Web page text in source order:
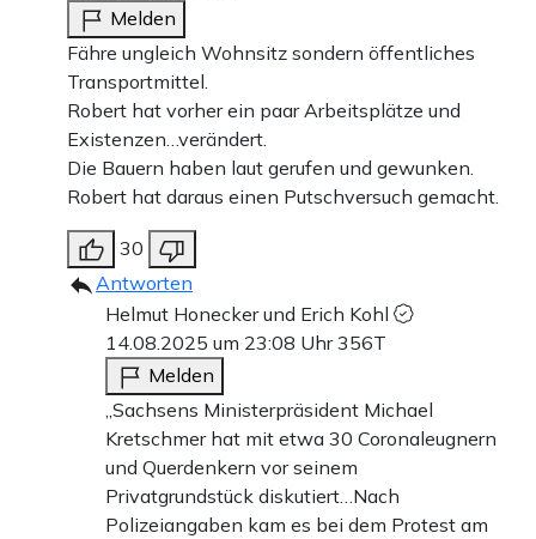
Melden
Fähre ungleich Wohnsitz sondern öffentliches
Transportmittel.
Robert hat vorher ein paar Arbeitsplätze und
Existenzen…verändert.
Die Bauern haben laut gerufen und gewunken.
Robert hat daraus einen Putschversuch gemacht.
30
Antworten
Helmut Honecker und Erich Kohl
14.08.2025 um 23:08 Uhr356T
Melden
„Sachsens Ministerpräsident Michael
Kretschmer hat mit etwa 30 Coronaleugnern
und Querdenkern vor seinem
Privatgrundstück diskutiert…Nach
Polizeiangaben kam es bei dem Protest am